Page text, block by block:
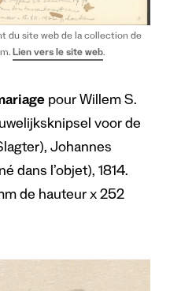
du site web de la collection de
Lien vers le site web.
pour Willem S.
voor de
Johannes
dans l’objet), 1814.
de hauteur x 252